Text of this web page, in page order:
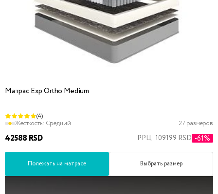
Матрас Exp Ortho Medium
(4)
Жесткость: Средний 27 размеров
42588 RSD РРЦ: 109199 RSD -61%
Полежать на матрасе Выбрать размер